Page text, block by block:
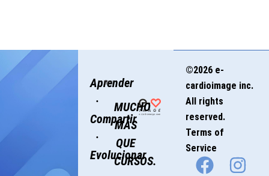
Aprender
·
Compartir
·
Evolucionar
MUCHO
MÁS
QUE
CURSOS.
©2026 e-
cardioimage inc.
All rights
reserved.
Terms of
Service